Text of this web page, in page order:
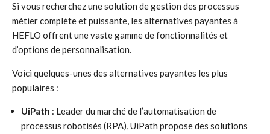
Si vous recherchez une solution de gestion des processus
métier complète et puissante, les alternatives payantes à
HEFLO offrent une vaste gamme de fonctionnalités et
d’options de personnalisation.
Voici quelques-unes des alternatives payantes les plus
populaires :
UiPath : Leader du marché de l’automatisation de
processus robotisés (RPA), UiPath propose des solutions